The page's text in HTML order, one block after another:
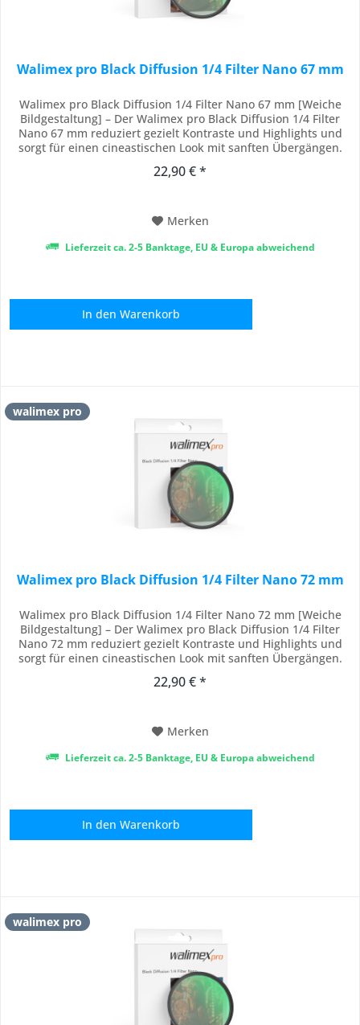
Walimex pro Black Diffusion 1/4 Filter Nano 67 mm
Walimex pro Black Diffusion 1/4 Filter Nano 67 mm [Weiche
Bildgestaltung] – Der Walimex pro Black Diffusion 1/4 Filter
Nano 67 mm reduziert gezielt Kontraste und Highlights und
sorgt für einen cineastischen Look mit sanften Übergängen.
verträumte, atmosphärische Bildwirkung, ohne Details zu
22,90 € *
Merken
Lieferzeit ca. 2-5 Banktage, EU & Europa abweichend
In den Warenkorb
walimex pro
Walimex pro Black Diffusion 1/4 Filter Nano 72 mm
Walimex pro Black Diffusion 1/4 Filter Nano 72 mm [Weiche
Bildgestaltung] – Der Walimex pro Black Diffusion 1/4 Filter
Nano 72 mm reduziert gezielt Kontraste und Highlights und
sorgt für einen cineastischen Look mit sanften Übergängen.
verträumte, atmosphärische Bildwirkung, ohne Details zu
22,90 € *
Merken
Lieferzeit ca. 2-5 Banktage, EU & Europa abweichend
In den Warenkorb
walimex pro